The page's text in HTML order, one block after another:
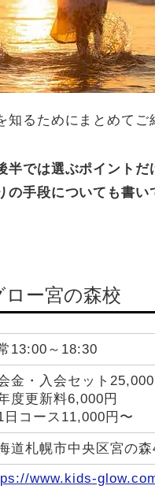
るためにまとめてご
半では選ぶポイント
の手段についても書
ー宮の森校
13:00～18:30
金・入会セット
度更新料6,000円
日コース11,000円〜
道札幌市中央区宮の
www.kids-